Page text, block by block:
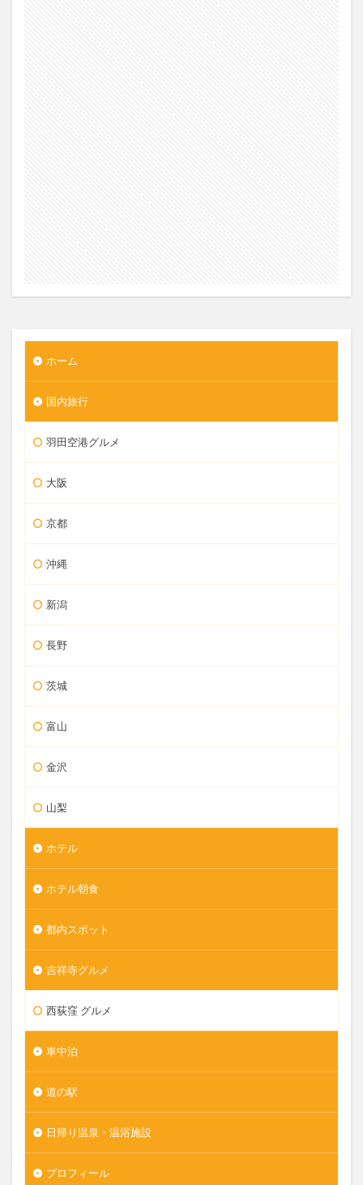
ホーム
国内旅行
羽田空港グルメ
大阪
京都
沖縄
新潟
長野
茨城
富山
金沢
山梨
ホテル
ホテル朝食
都内スポット
吉祥寺グルメ
西荻窪 グルメ
車中泊
道の駅
日帰り温泉・温浴施設
プロフィール